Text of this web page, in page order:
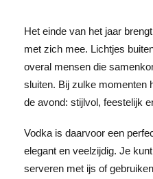
Het einde van het jaar
met zich mee. Lichtjes
overal mensen die
sluiten. Bij zulke momenten
de avond: stijlvol, feestelijk
Vodka is daarvoor een
elegant en veelzijdig. Je
serveren met ijs of